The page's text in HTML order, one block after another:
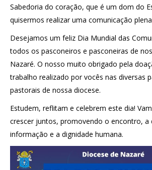
Sabedoria do coração, que é um dom do
quisermos realizar uma comunicação
Desejamos um feliz Dia Mundial das
todos os pasconeiros e pasconeiras de
Nazaré. O nosso muito obrigado pela
trabalho realizado por vocês nas diversas
pastorais de nossa diocese.
Estudem, reflitam e celebrem este dia!
crescer juntos, promovendo o encontro, a
informação e a dignidade humana.